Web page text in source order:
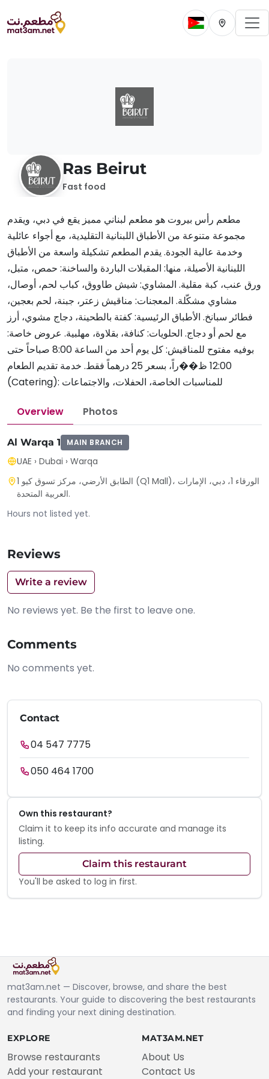
Change current
Change
Ras Beirut
Fast food
مطعم رأس بيروت هو مطعم لبناني مميز يقع في دبي، ويقدم
مجموعة متنوعة من الأطباق اللبنانية التقليدية، مع أجواء عائلية
وخدمة عالية الجودة. يقدم المطعم تشكيلة واسعة من الأطباق
اللبنانية الأصيلة، منها: المقبلات الباردة والساخنة: حمص، متبل،
ورق عنب، كبة مقلية. المشاوي: شيش طاووق، كباب لحم، أوصال،
مشاوي مشكّلة. المعجنات: مناقيش زعتر، جبنة، لحم بعجين،
فطائر سبانخ. الأطباق الرئيسية: كفتة بالطحينة، دجاج مشوي، أرز
مع لحم أو دجاج. الحلويات: كنافة، بقلاوة، مهلبية. عروض خاصة:
بوفيه مفتوح للمناقيش: كل يوم أحد من الساعة 8:00 صباحاً حتى
12:00 ظ��راً، بسعر 25 درهماً فقط. خدمة تقديم الطعام
(Catering): للمناسبات الخاصة، الحفلات، والاجتماعات
Overview Photos
Al Warqa 1 MAIN BRANCH
UAE › Dubai › Warqa
الطابق الأرضي، مركز تسوق كيو 1 (Q1 Mall)، الورقاء 1، دبي، الإمارات
العربية المتحدة.
Hours not listed yet.
Reviews
Write a review
No reviews yet. Be the first to leave one.
Comments
No comments yet.
Contact
04 547 7775
050 464 1700
Own this restaurant?
Claim it to keep its info accurate and manage its
listing.
Claim this restaurant
You'll be asked to log in first.
mat3am.net — Discover, browse, and share the best
restaurants. Your guide to discovering the best restaurants
and finding your next dining destination.
EXPLORE
Browse restaurants
Add your restaurant
MAT3AM.NET
About Us
Contact Us